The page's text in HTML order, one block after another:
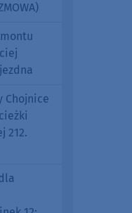
Chojnice
212.